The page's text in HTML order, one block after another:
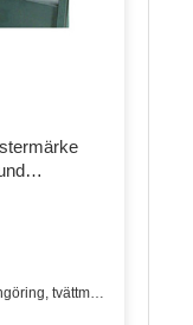
tvättmedel,